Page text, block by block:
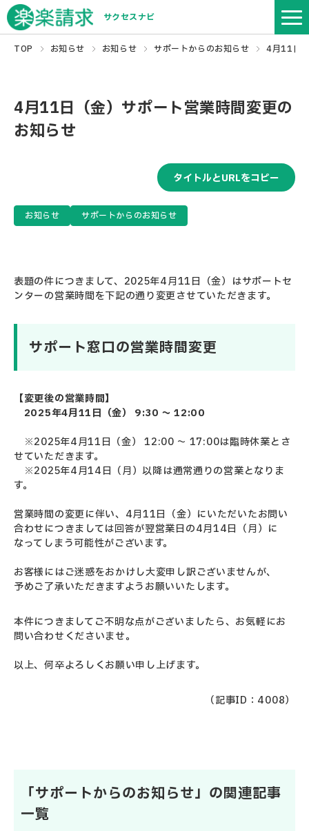
サクセスナビ
TOP お知らせ お知らせ サポートからのお知らせ 4月11日
4月11日（金）サポート営業時間変更の
お知らせ
タイトルとURLをコピー
お知らせ サポートからのお知らせ
表題の件につきまして、2025年4月11日（金）はサポートセ
ンターの営業時間を下記の通り変更させていただきます。
サポート窓口の営業時間変更
【変更後の営業時間】
2025年4月11日（金） 9:30 ～ 12:00
※2025年4月11日（金） 12:00 ～ 17:00は臨時休業とさ
せていただきます。
※2025年4月14日（月）以降は通常通りの営業となりま
す。
営業時間の変更に伴い、4月11日（金）にいただいたお問い
合わせにつきましては回答が翌営業日の4月14日（月）に
なってしまう可能性がございます。
お客様にはご迷惑をおかけし大変申し訳ございませんが、
予めご了承いただきますようお願いいたします。
本件につきましてご不明な点がございましたら、お気軽にお
問い合わせくださいませ。
以上、何卒よろしくお願い申し上げます。
（記事ID：4008）
「サポートからのお知らせ」の関連記事
一覧